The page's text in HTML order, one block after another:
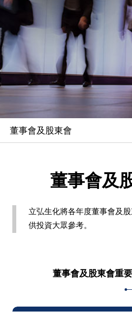
主要產品
相關應用
投資人關係
隱私權政策
菁英招募
董事會及股東會
內部稽核組織
公司治理規章及治理單位相關
董事會及
立弘生化將各年度董事會及
供投資大眾參考。
董事會及股東會重